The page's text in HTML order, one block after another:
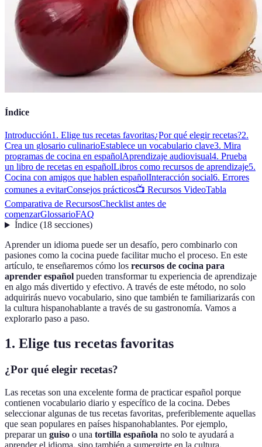
Índice
Introducción1. Elige tus recetas favoritas¿Por qué elegir recetas?2.
Crea un glosario culinarioEstablece un vocabulario clave3. Mira
programas de cocina en españolAprendizaje audiovisual4. Prueba
un libro de recetas en españolLibros como recursos de aprendizaje5.
Cocina con amigos que hablen españolInteracción social6. Errores
comunes a evitarConsejos prácticos📺 Recursos VideoTabla
Comparativa de RecursosChecklist antes de
comenzarGlossarioFAQ
Índice(18 secciones)
Aprender un idioma puede ser un desafío, pero combinarlo con
pasiones como la cocina puede facilitar mucho el proceso. En este
artículo, te enseñaremos cómo los recursos de cocina para
aprender español pueden transformar tu experiencia de aprendizaje
en algo más divertido y efectivo. A través de este método, no solo
adquirirás nuevo vocabulario, sino que también te familiarizarás con
la cultura hispanohablante a través de su gastronomía. Vamos a
explorarlo paso a paso.
1. Elige tus recetas favoritas
¿Por qué elegir recetas?
Las recetas son una excelente forma de practicar español porque
contienen vocabulario diario y específico de la cocina. Debes
seleccionar algunas de tus recetas favoritas, preferiblemente aquellas
que sean populares en países hispanohablantes. Por ejemplo,
preparar un guiso o una tortilla española no solo te ayudará a
aprender el idioma, sino también a sumergirte en la cultura.